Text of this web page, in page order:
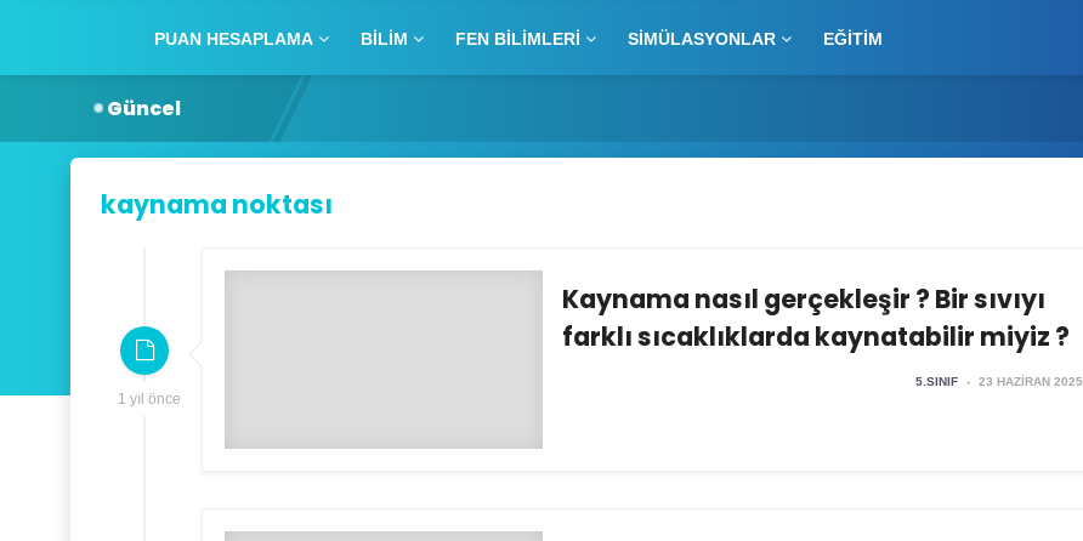
PUAN HESAPLAMA BILIM FEN BILIMLERI SIMÜLASYONLAR EĞITIM
Güncel
kaynama noktası
1 yıl önce
Kaynama nasıl gerçekleşir ? Bir sıvıyı
farklı sıcaklıklarda kaynatabilir miyiz ?
5.SINIF - 23 HAZIRAN 2025